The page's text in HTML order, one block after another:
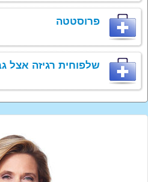
פרוסטטה
שלפוחית רגיזה אצל